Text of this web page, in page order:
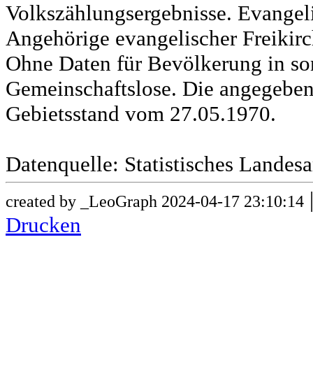
Volkszählungsergebnisse.
Angehörige evangelischer
Ohne Daten für Bevölkerung in
Gemeinschaftslose. Die
Gebietsstand vom 27.05.1970.
Datenquelle: Statistisches
created by _LeoGraph 2024-04-17 23:10:14
Drucken